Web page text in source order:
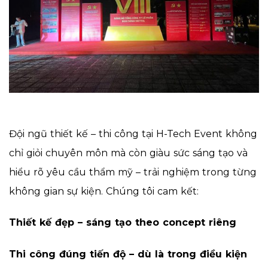
Đội ngũ thiết kế – thi công tại H-Tech Event không
chỉ giỏi chuyên môn mà còn giàu sức sáng tạo và
hiểu rõ yêu cầu thẩm mỹ – trải nghiệm trong từng
không gian sự kiện. Chúng tôi cam kết:
Thiết kế đẹp – sáng tạo theo concept riêng
Thi công đúng tiến độ – dù là trong điều kiện